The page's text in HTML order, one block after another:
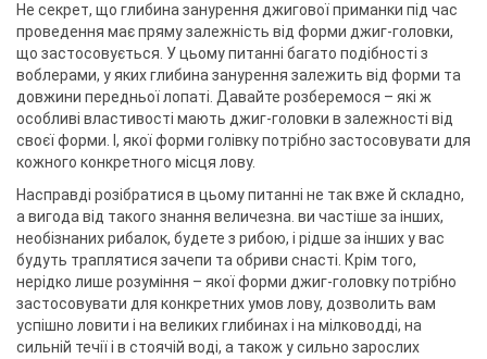
Не секрет, що глибина занурення джигової приманки під час
проведення має пряму залежність від форми джиг-головки,
що застосовується. У цьому питанні багато подібності з
воблерами, у яких глибина занурення залежить від форми та
довжини передньої лопаті. Давайте розберемося – які ж
особливі властивості мають джиг-головки в залежності від
своєї форми. І, якої форми голівку потрібно застосовувати для
кожного конкретного місця лову.
Насправді розібратися в цьому питанні не так вже й складно,
а вигода від такого знання величезна. ви частіше за інших,
необізнаних рибалок, будете з рибою, і рідше за інших у вас
будуть траплятися зачепи та обриви снасті. Крім того,
нерідко лише розуміння – якої форми джиг-головку потрібно
застосовувати для конкретних умов лову, дозволить вам
успішно ловити і на великих глибинах і на мілководді, на
сильній течії і в стоячій воді, а також у сильно зарослих